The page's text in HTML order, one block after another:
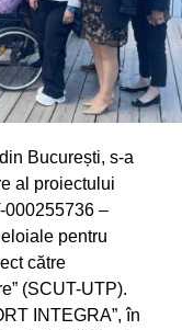
București, s-a
al proiectului
000255736 –
pentru
către
(SCUT-UTP).
INTEGRA”, în